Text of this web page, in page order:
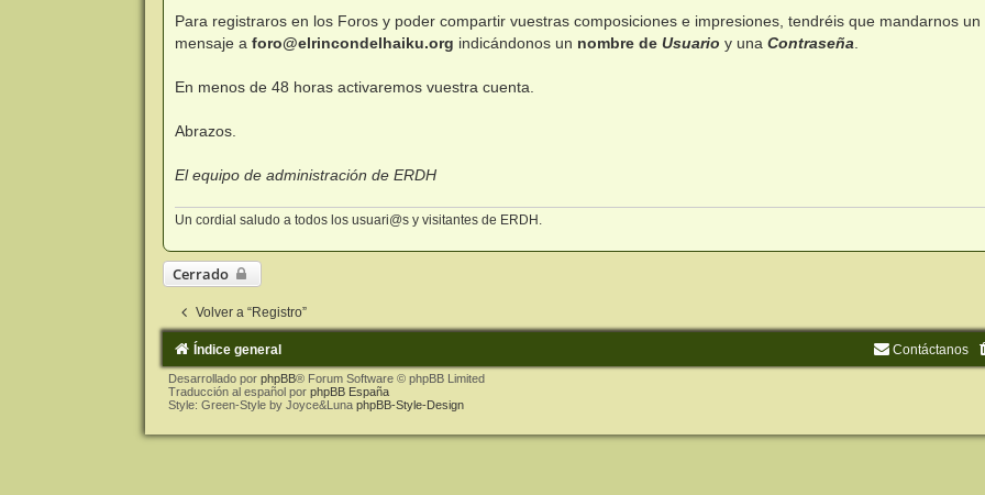
n
a
Para registraros en los Foros y poder compartir vuestras composiciones e impresiones, tendréis que mandarnos un
mensaje a foro@elrincondelhaiku.org indicándonos un nombre de Usuario y una Contraseña.
En menos de 48 horas activaremos vuestra cuenta.
Abrazos.
El equipo de administración de ERDH
Un cordial saludo a todos los usuari@s y visitantes de ERDH.
Cerrado
Volver a “Registro”
Índice general Contáctanos
Desarrollado por phpBB® Forum Software © phpBB Limited
Traducción al español por phpBB España
Style: Green-Style by Joyce&Luna phpBB-Style-Design